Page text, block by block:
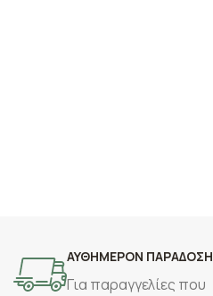
ΑΥΘΗΜΕΡΟΝ ΠΑΡΑΔΟΣΗ
Για παραγγελίες που